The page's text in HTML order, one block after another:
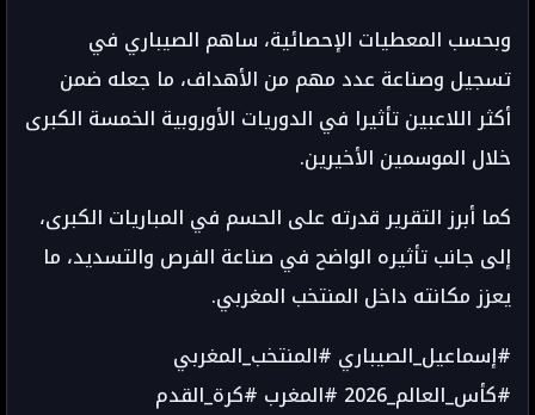
وبحسب المعطيات الإحصائية، ساهم الصيباري في
تسجيل وصناعة عدد مهم من الأهداف، ما جعله ضمن
أكثر اللاعبين تأثيرا في الدوريات الأوروبية الخمسة الكبرى
خلال الموسمين الأخيرين.
كما أبرز التقرير قدرته على الحسم في المباريات الكبرى،
إلى جانب تأثيره الواضح في صناعة الفرص والتسديد، ما
يعزز مكانته داخل المنتخب المغربي.
#إسماعيل_الصيباري #المنتخب_المغربي
#كأس_العالم_2026 #المغرب #كرة_القدم